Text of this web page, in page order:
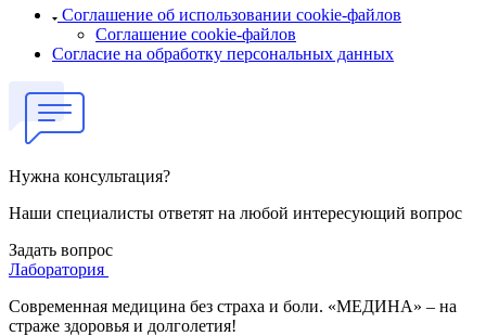
Соглашение об использовании cookie-файлов
Соглашение cookie-файлов
Согласие на обработку персональных данных
Нужна консультация?
Наши специалисты ответят на любой интересующий вопрос
Задать вопрос
Лаборатория
Современная медицина без страха и боли. «МЕДИНА» – на
страже здоровья и долголетия!